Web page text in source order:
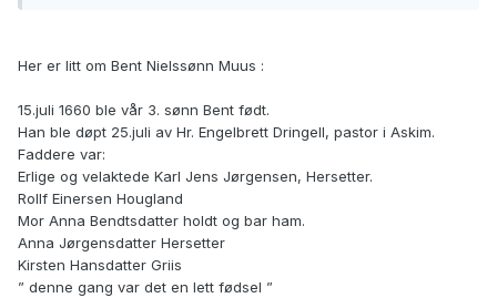
Her er litt om Bent Nielssønn Muus :
15.juli 1660 ble vår 3. sønn Bent født.
Han ble døpt 25.juli av Hr. Engelbrett Dringell, pastor i Askim.
Faddere var:
Erlige og velaktede Karl Jens Jørgensen, Hersetter.
Rollf Einersen Hougland
Mor Anna Bendtsdatter holdt og bar ham.
Anna Jørgensdatter Hersetter
Kirsten Hansdatter Griis
” denne gang var det en lett fødsel ”